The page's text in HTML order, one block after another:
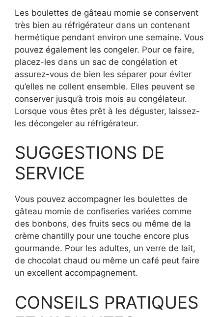
Les boulettes de gâteau momie se conservent
très bien au réfrigérateur dans un contenant
hermétique pendant environ une semaine. Vous
pouvez également les congeler. Pour ce faire,
placez-les dans un sac de congélation et
assurez-vous de bien les séparer pour éviter
qu’elles ne collent ensemble. Elles peuvent se
conserver jusqu’à trois mois au congélateur.
Lorsque vous êtes prêt à les déguster, laissez-
les décongeler au réfrigérateur.
SUGGESTIONS DE
SERVICE
Vous pouvez accompagner les boulettes de
gâteau momie de confiseries variées comme
des bonbons, des fruits secs ou même de la
crème chantilly pour une touche encore plus
gourmande. Pour les adultes, un verre de lait,
de chocolat chaud ou même un café peut faire
un excellent accompagnement.
CONSEILS PRATIQUES